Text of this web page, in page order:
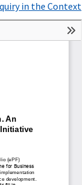
in the Context